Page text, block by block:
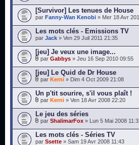
[Survivor] Les tenues de House
par Fanny-Wan Kenobi » Mer 18 Avr
Les mots clés - Emissions TV
par Jack » Ven 29 Juil 2011 21:35
[jeu] Je veux une image...
par Gabbys » Jeu 16 Sep 2010 09:55
[jeu] Le Quid de Dr House
par Kerni » Dim 4 Oct 2009 21:08
Un p'tit sourire, s'il vous plaît !
par Kerni » Ven 18 Avr 2008 22:20
Le jeu des séries
par ShalimarFox » Lun 5 Mai 2008
Les mots clés - Séries TV
par Ssette » Sam 19 Avr 2008 11:43